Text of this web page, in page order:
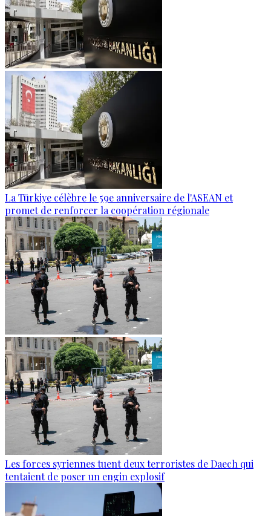
La Türkiye célèbre le 59e anniversaire de l'ASEAN et
promet de renforcer la coopération régionale
Les forces syriennes tuent deux terroristes de Daech qui
tentaient de poser un engin explosif